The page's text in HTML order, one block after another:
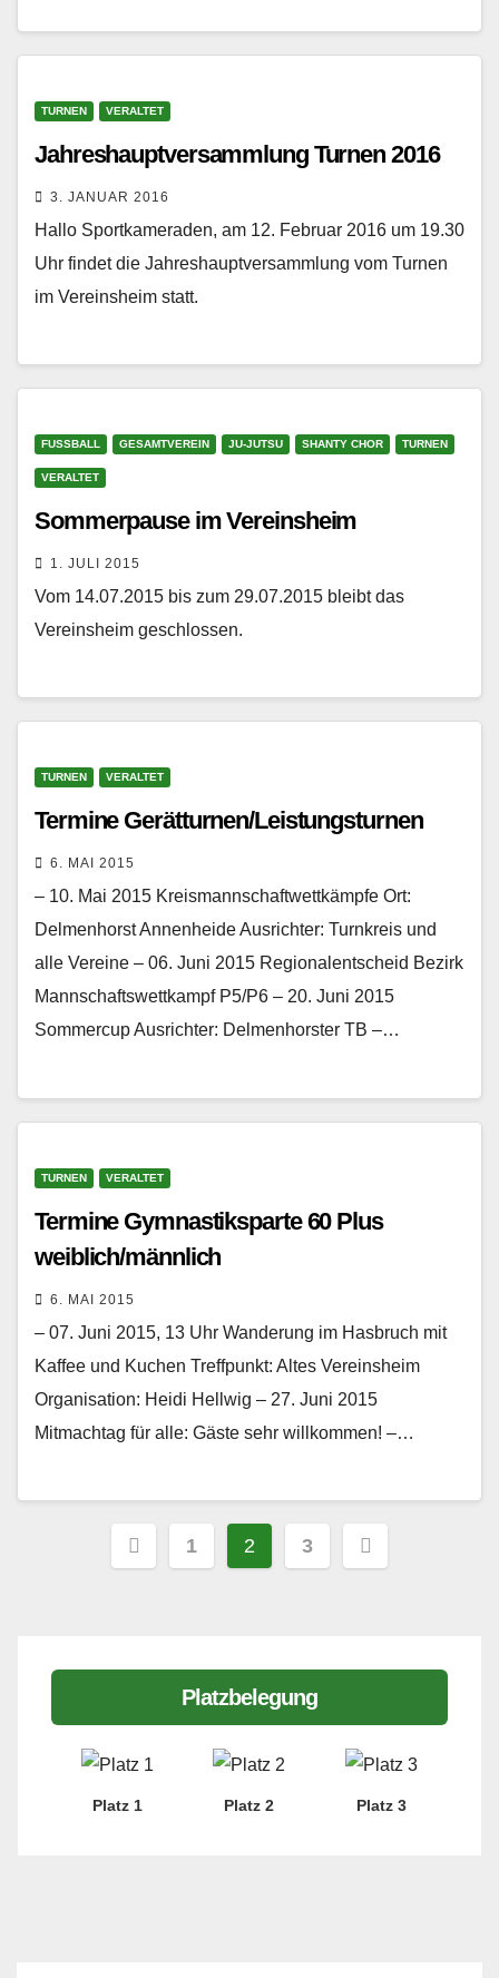
TURNEN VERALTET
Jahreshauptversammlung Turnen 2016
3. JANUAR 2016
Hallo Sportkameraden, am 12. Februar 2016 um 19.30
Uhr findet die Jahreshauptversammlung vom Turnen
im Vereinsheim statt.
FUSSBALL GESAMTVEREIN JU-JUTSU SHANTY CHOR TURNEN
VERALTET
Sommerpause im Vereinsheim
1. JULI 2015
Vom 14.07.2015 bis zum 29.07.2015 bleibt das
Vereinsheim geschlossen.
TURNEN VERALTET
Termine Gerätturnen/Leistungsturnen
6. MAI 2015
– 10. Mai 2015 Kreismannschaftwettkämpfe Ort:
Delmenhorst Annenheide Ausrichter: Turnkreis und
alle Vereine – 06. Juni 2015 Regionalentscheid Bezirk
Mannschaftswettkampf P5/P6 – 20. Juni 2015
Sommercup Ausrichter: Delmenhorster TB –…
TURNEN VERALTET
Termine Gymnastiksparte 60 Plus
weiblich/männlich
6. MAI 2015
– 07. Juni 2015, 13 Uhr Wanderung im Hasbruch mit
Kaffee und Kuchen Treffpunkt: Altes Vereinsheim
Organisation: Heidi Hellwig – 27. Juni 2015
Mitmachtag für alle: Gäste sehr willkommen! –…
Seitennummerierung
1 2 3
Platzbelegung
Platz 1 Platz 2 Platz 3